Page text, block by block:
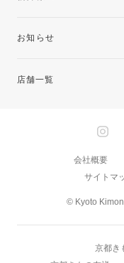
お知らせ
店舗一覧
© Kyoto
会社概要
サイトマ
京都き